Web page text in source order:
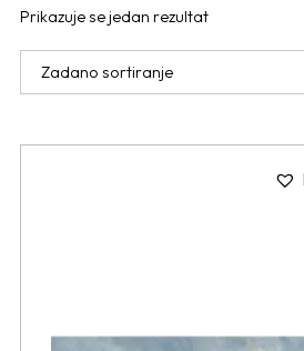
Prikazuje se jedan rezultat